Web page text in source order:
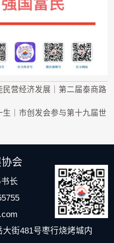
民营经济发展｜第二届泰商路
｜市创发会参与第十九届世
会
长
街481号枣行烧烤城内